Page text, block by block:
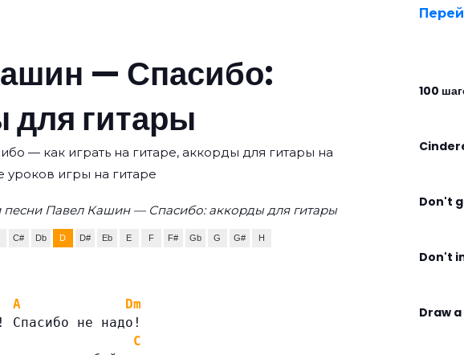
— Спасибо:
для гитары
— как играть на гитаре, аккорды для гитары на
уроков игры на гитаре
песни Павел Кашин — Спасибо: аккорды для гитары
C# Db D D# Eb E F F# Gb G G# H
A
Dm
Спасибо не надо!
C
100
Don't
Don't
Draw